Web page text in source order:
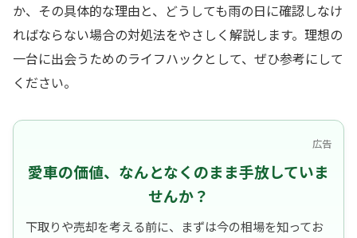
か、その具体的な理由と、どうしても雨の日に確認しなけ
ればならない場合の対処法をやさしく解説します。理想の
一台に出会うためのライフハックとして、ぜひ参考にして
ください。
広告
愛車の価値、なんとなくのまま手放していま
せんか？
下取りや売却を考える前に、まずは今の相場を知ってお